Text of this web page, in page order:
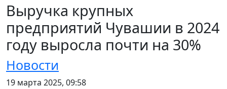
Выручка крупных
предприятий Чувашии в 2024
году выросла почти на 30%
Новости
19 марта 2025, 09:58